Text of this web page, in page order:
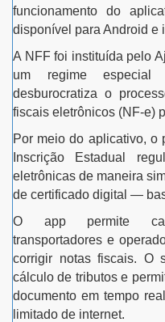
funcionamento do
disponível para Android e
A NFF foi instituída pelo
um regime
desburocratiza o
fiscais eletrônicos (NF-e)
Por meio do aplicativo, o
Inscrição Estadual
eletrônicas de maneira
de certificado digital —
O app permite
transportadores e
corrigir notas fiscais. O
cálculo de tributos e
documento em tempo
limitado de internet.